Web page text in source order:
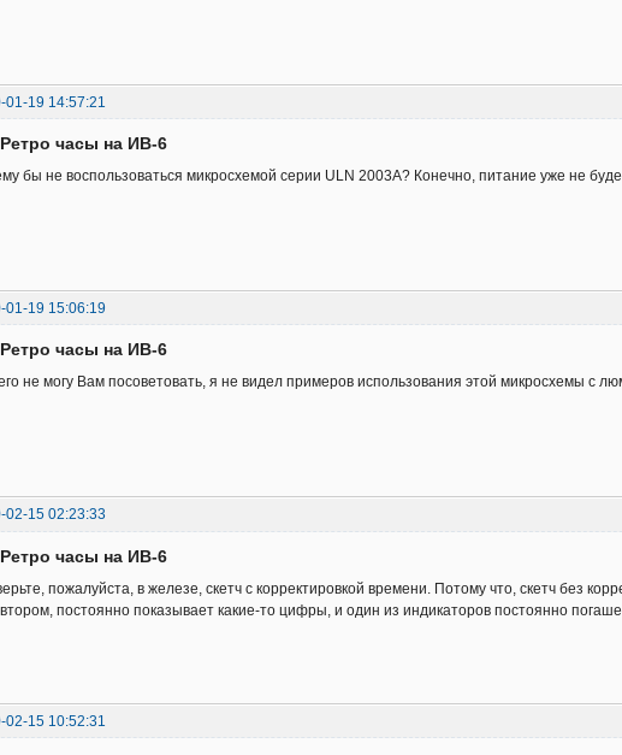
01-19 14:57:21
часы на ИВ-6
бы не воспользоваться микросхемой серии ULN 2003A? Конечно, питание уже не
01-19 15:06:19
часы на ИВ-6
не могу Вам посоветовать, я не видел примеров использования этой микросхемы с
02-15 02:23:33
часы на ИВ-6
пожалуйста, в железе, скетч с корректировкой времени. Потому что, скетч без
постоянно показывает какие-то цифры, и один из индикаторов постоянно
02-15 10:52:31